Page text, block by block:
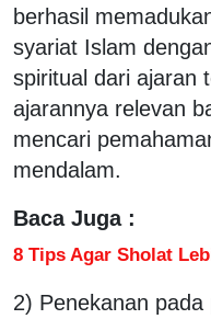
berhasil
syariat Islam
spiritual dari ajaran
ajarannya relevan
mencari
mendalam.
Baca Juga :
8 Tips Agar Sholat
2) Penekanan